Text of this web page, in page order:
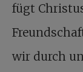
fügt
wir durch